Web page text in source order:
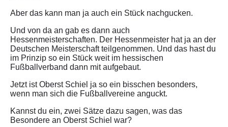
Aber das kann man ja auch ein Stück nachgucken.
Und von da an gab es dann auch
Hessenmeisterschaften. Der Hessenmeister hat ja an der
Deutschen Meisterschaft teilgenommen. Und das hast du
im Prinzip so ein Stück weit im hessischen
Fußballverband dann mit aufgebaut.
Jetzt ist Oberst Schiel ja so ein bisschen besonders,
wenn man sich die Fußballvereine anguckt.
Kannst du ein, zwei Sätze dazu sagen, was das
Besondere an Oberst Schiel war?